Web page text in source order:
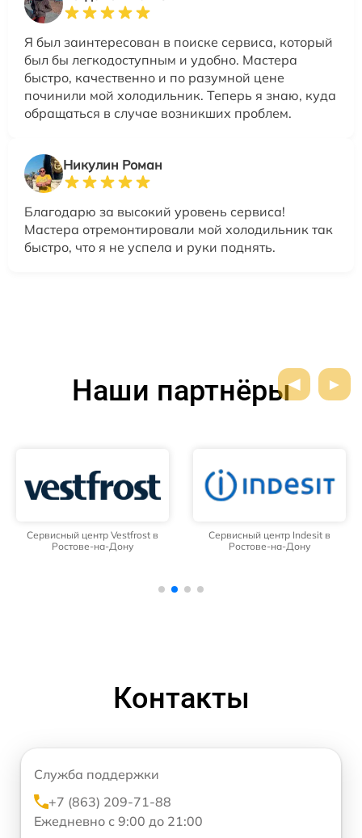
Я был заинтересован в поиске сервиса, который
был бы легкодоступным и удобно. Мастера
быстро, качественно и по разумной цене
починили мой холодильник. Теперь я знаю, куда
обращаться в случае возникших проблем.
Никулин Роман
Благодарю за высокий уровень сервиса!
Мастера отремонтировали мой холодильник так
быстро, что я не успела и руки поднять.
Наши партнёры
Сервисный центр Vestfrost в
Ростове-на-Дону
Сервисный центр Indesit в
Ростове-на-Дону
Контакты
Служба поддержки
+7 (863) 209-71-88
Ежедневно с 9:00 до 21:00